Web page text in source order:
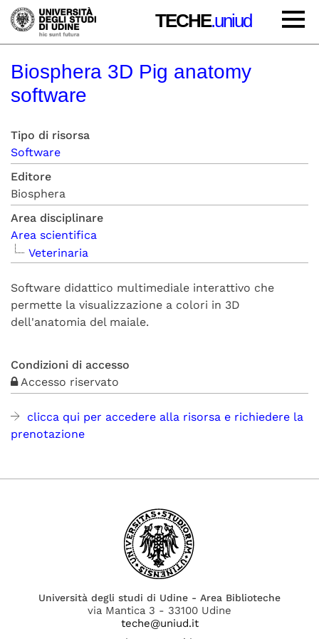
TECHE.uniud
Biosphera 3D Pig anatomy
software
Tipo di risorsa
Software
Editore
Biosphera
Area disciplinare
Area scientifica
Veterinaria
Software didattico multimediale interattivo che
permette la visualizzazione a colori in 3D
dell'anatomia del maiale.
Condizioni di accesso
Accesso riservato
clicca qui per accedere alla risorsa e richiedere la
prenotazione
Università degli studi di Udine - Area Biblioteche
via Mantica 3 - 33100 Udine
teche@uniud.it